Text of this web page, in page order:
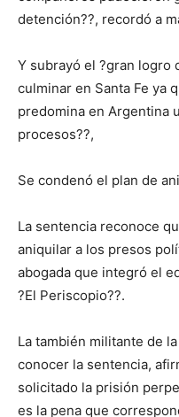
detención??, recordó a
Y subrayó el ?gran logro
culminar en Santa Fe ya
predomina en Argentina
procesos??,
Se condenó el plan de
La sentencia reconoce
aniquilar a los presos
abogada que integró el
?El Periscopio??.
La también militante de
conocer la sentencia,
solicitado la prisión
es la pena que